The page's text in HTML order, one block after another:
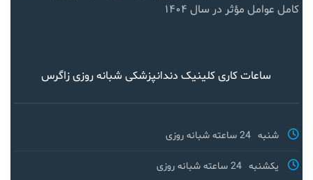
کامل عوامل مؤثر در سال ۱۴۰۴
ساعات کاری کلینیک دندانپزشکی شبانه روزی زاگرس
شنبه 24 ساعته شبانه روزی
یکشنبه 24 ساعته شبانه روزی